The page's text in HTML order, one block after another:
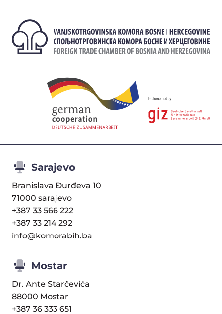
Sarajevo
Branislava Đurđeva 10
71000 sarajevo
+387 33 566 222
+387 33 214 292
info@komorabih.ba
Mostar
Dr. Ante Starčevića
88000 Mostar
+387 36 333 651